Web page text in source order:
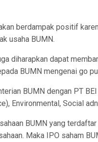
berdampak positif
usaha BUMN.
diharapkan dapat
BUMN mengenai go
BUMN dengan PT
Environmental, Social
BUMN yang
Maka IPO saham